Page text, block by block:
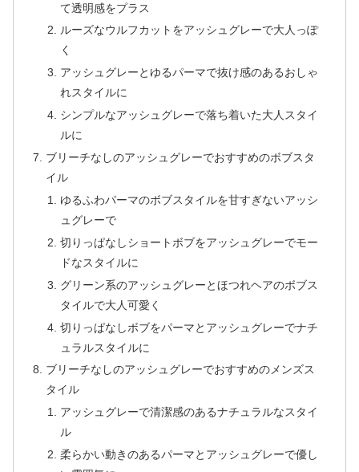
て透明感をプラス
ルーズなウルフカットをアッシュグレーで大人っぽ
く
アッシュグレーとゆるパーマで抜け感のあるおしゃ
れスタイルに
シンプルなアッシュグレーで落ち着いた大人スタイ
ルに
ブリーチなしのアッシュグレーでおすすめのボブスタ
イル
ゆるふわパーマのボブスタイルを甘すぎないアッシ
ュグレーで
切りっぱなしショートボブをアッシュグレーでモー
ドなスタイルに
グリーン系のアッシュグレーとほつれヘアのボブス
タイルで大人可愛く
切りっぱなしボブをパーマとアッシュグレーでナチ
ュラルスタイルに
ブリーチなしのアッシュグレーでおすすめのメンズス
タイル
アッシュグレーで清潔感のあるナチュラルなスタイ
ル
柔らかい動きのあるパーマとアッシュグレーで優し